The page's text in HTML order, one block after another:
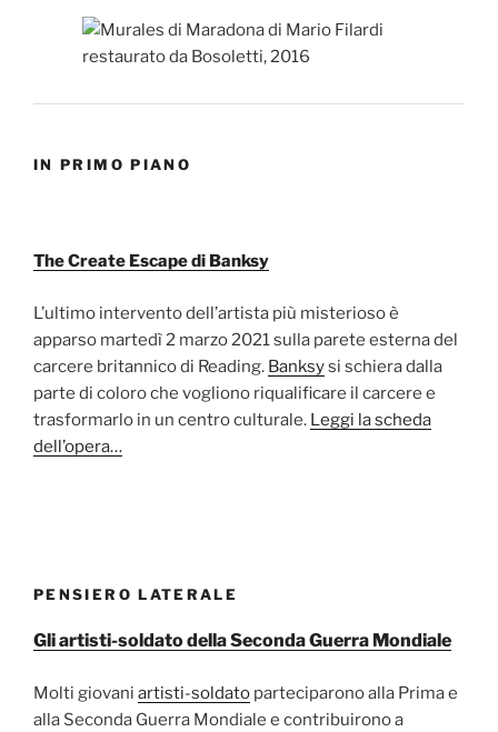
IN PRIMO PIANO
The Create Escape di Banksy
L’ultimo intervento dell’artista più misterioso è
apparso martedì 2 marzo 2021 sulla parete esterna del
carcere britannico di Reading. Banksysi schiera dalla
parte di coloro che vogliono riqualificare il carcere e
trasformarlo in un centro culturale. Leggi la scheda
dell’opera…
PENSIERO LATERALE
Gli artisti-soldato della Seconda Guerra Mondiale
Molti giovani artisti-soldato parteciparono alla Prima e
alla Seconda Guerra Mondiale e contribuirono a